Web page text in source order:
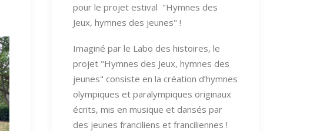
pour le projet estival "Hymnes des
Jeux, hymnes des jeunes" !
Imaginé par le Labo des histoires, le
projet "Hymnes des Jeux, hymnes des
jeunes" consiste en la création d’hymnes
olympiques et paralympiques originaux
écrits, mis en musique et dansés par
des jeunes franciliens et franciliennes !